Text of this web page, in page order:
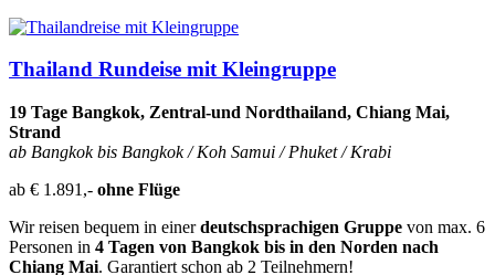
Thailand Rundeise mit Kleingruppe
19 Tage Bangkok, Zentral-und Nordthailand, Chiang Mai,
Strand
ab Bangkok bis Bangkok / Koh Samui / Phuket / Krabi
ab € 1.891,- ohne Flüge
Wir reisen bequem in einerdeutschsprachigen Gruppe von max. 6
Personen in 4 Tagen von Bangkok bis in den Norden nach
Chiang Mai. Garantiert schon ab 2 Teilnehmern!